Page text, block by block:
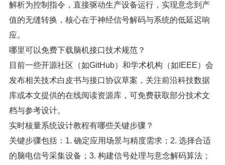
解析为控制指令，直接驱动生产设备运行，实现意念到产
值的无缝转换，核心在于神经信号解码与系统的低延迟响
应。
哪里可以免费下载脑机接口技术规范？
目前一些开源社区（如GitHub）和学术机构（如IEEE）会
发布相关技术白皮书与接口协议草案，关注前沿科技数据
库或本文提供的在线阅读资源库，可免费获取部分技术文
档与参考设计。
实时核量系统设计教程有哪些关键步骤？
关键步骤包括：1. 确定应用场景与精度需求；2. 选择合适
的脑电信号采集设备；3. 构建信号处理与意念解码算法；